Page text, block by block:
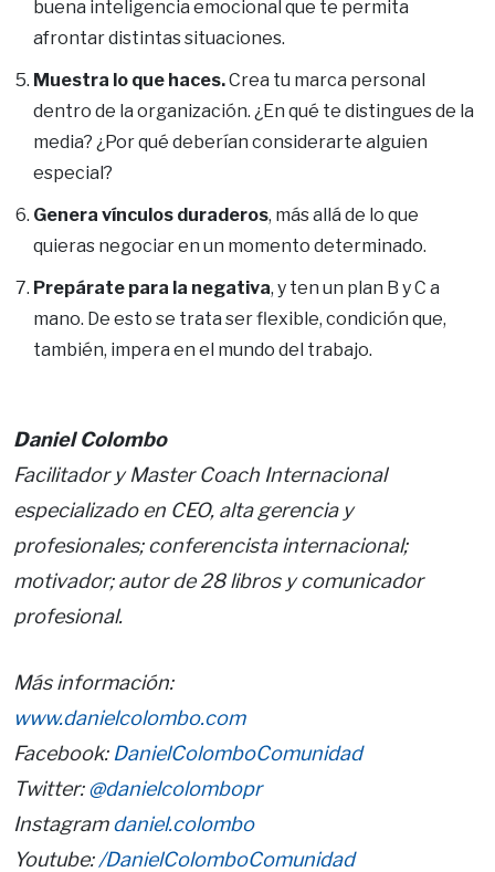
buena inteligencia emocional que te permita
afrontar distintas situaciones.
Muestra lo que haces.Crea tu marca personal
dentro de la organización. ¿En qué te distingues de la
media? ¿Por qué deberían considerarte alguien
especial?
Genera vínculos duraderos, más allá de lo que
quieras negociar en un momento determinado.
Prepárate para la negativa, y ten un plan B y C a
mano. De esto se trata ser flexible, condición que,
también, impera en el mundo del trabajo.
Daniel Colombo
Facilitador y Master Coach Internacional
especializado en CEO, alta gerencia y
profesionales; conferencista internacional;
motivador; autor de 28 libros y comunicador
profesional.
Más información:
www.danielcolombo.com
Facebook: DanielColomboComunidad
Twitter:@danielcolombopr
Instagramdaniel.colombo
Youtube:/DanielColomboComunidad